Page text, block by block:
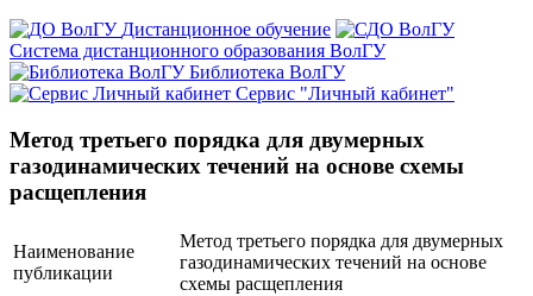
Дистанционное обучение
Система дистанционного образования ВолГУ
Библиотека ВолГУ
Сервис "Личный кабинет"
Метод третьего порядка для двумерных
газодинамических течений на основе схемы
расщепления
Наименование
публикации
Метод третьего порядка для двумерных
газодинамических течений на основе
схемы расщепления